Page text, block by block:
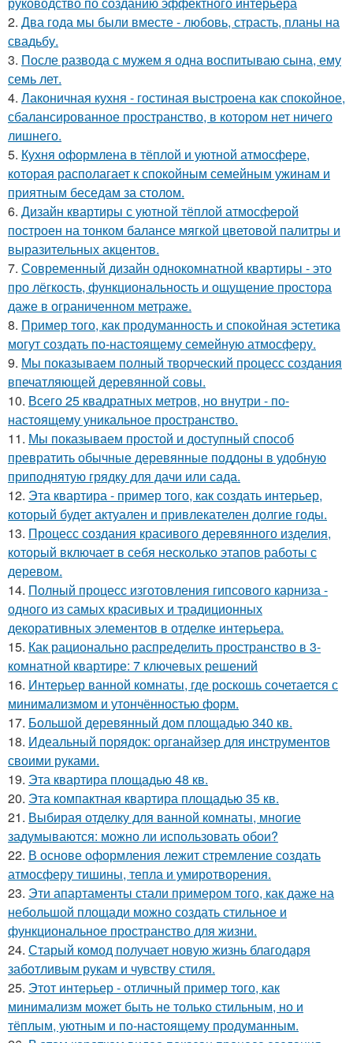
2. Два года мы были вместе - любовь, страсть, планы на
свадьбу.
3. После развода с мужем я одна воспитываю сына, ему
семь лет.
4. Лаконичная кухня - гостиная выстроена как спокойное,
сбалансированное пространство, в котором нет ничего
лишнего.
5. Кухня оформлена в тёплой и уютной атмосфере,
которая располагает к спокойным семейным ужинам и
приятным беседам за столом.
6. Дизайн квартиры с уютной тёплой атмосферой
построен на тонком балансе мягкой цветовой палитры и
выразительных акцентов.
7. Современный дизайн однокомнатной квартиры - это
про лёгкость, функциональность и ощущение простора
даже в ограниченном метраже.
8. Пример того, как продуманность и спокойная эстетика
могут создать по-настоящему семейную атмосферу.
9. Мы показываем полный творческий процесс создания
впечатляющей деревянной совы.
10. Всего 25 квадратных метров, но внутри - по-
настоящему уникальное пространство.
11. Мы показываем простой и доступный способ
превратить обычные деревянные поддоны в удобную
приподнятую грядку для дачи или сада.
12. Эта квартира - пример того, как создать интерьер,
который будет актуален и привлекателен долгие годы.
13. Процесс создания красивого деревянного изделия,
который включает в себя несколько этапов работы с
деревом.
14. Полный процесс изготовления гипсового карниза -
одного из самых красивых и традиционных
декоративных элементов в отделке интерьера.
15. Как рационально распределить пространство в 3-
комнатной квартире: 7 ключевых решений
16. Интерьер ванной комнаты, где роскошь сочетается с
минимализмом и утончённостью форм.
17. Большой деревянный дом площадью 340 кв.
18. Идеальный порядок: органайзер для инструментов
своими руками.
19. Эта квартира площадью 48 кв.
20. Эта компактная квартира площадью 35 кв.
21. Выбирая отделку для ванной комнаты, многие
задумываются: можно ли использовать обои?
22. В основе оформления лежит стремление создать
атмосферу тишины, тепла и умиротворения.
23. Эти апартаменты стали примером того, как даже на
небольшой площади можно создать стильное и
функциональное пространство для жизни.
24. Старый комод получает новую жизнь благодаря
заботливым рукам и чувству стиля.
25. Этот интерьер - отличный пример того, как
минимализм может быть не только стильным, но и
тёплым, уютным и по-настоящему продуманным.